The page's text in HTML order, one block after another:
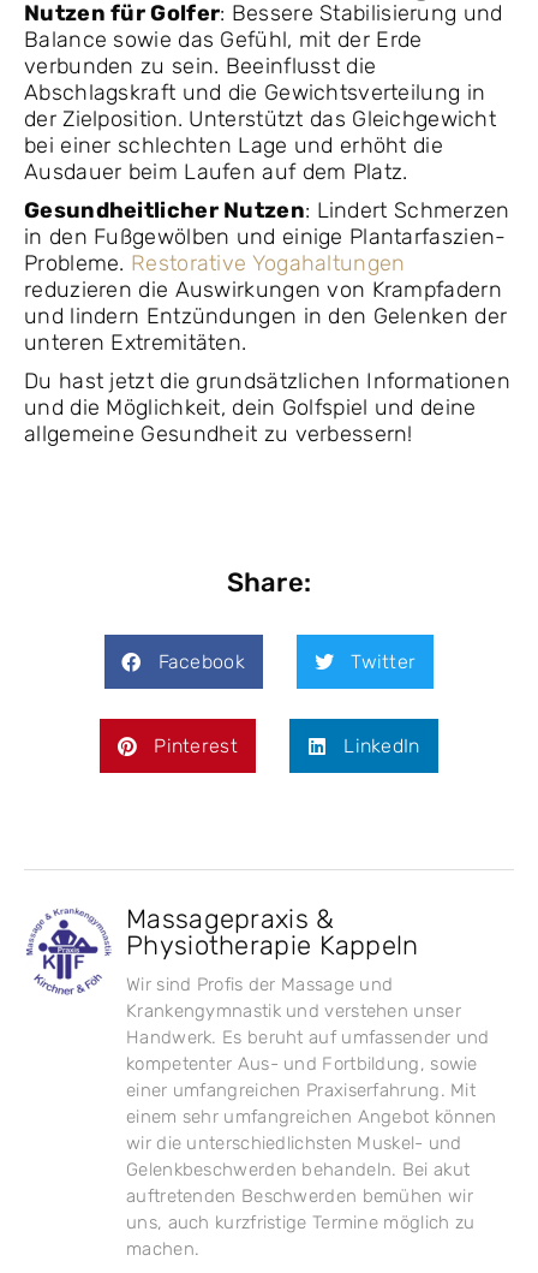
Nutzen für Golfer: Bessere Stabilisierung und
Balance sowie das Gefühl, mit der Erde
verbunden zu sein. Beeinflusst die
Abschlagskraft und die Gewichtsverteilung in
der Zielposition. Unterstützt das Gleichgewicht
bei einer schlechten Lage und erhöht die
Ausdauer beim Laufen auf dem Platz.
Gesundheitlicher Nutzen: Lindert Schmerzen
in den Fußgewölben und einige Plantarfaszien-
Probleme. Restorative Yogahaltungen
reduzieren die Auswirkungen von Krampfadern
und lindern Entzündungen in den Gelenken der
unteren Extremitäten.
Du hast jetzt die grundsätzlichen Informationen
und die Möglichkeit, dein Golfspiel und deine
allgemeine Gesundheit zu verbessern!
Share:
Facebook Twitter
Pinterest LinkedIn
Massagepraxis &
Physiotherapie Kappeln
Wir sind Profis der Massage und
Krankengymnastik und verstehen unser
Handwerk. Es beruht auf umfassender und
kompetenter Aus- und Fortbildung, sowie
einer umfangreichen Praxiserfahrung. Mit
einem sehr umfangreichen Angebot können
wir die unterschiedlichsten Muskel- und
Gelenkbeschwerden behandeln. Bei akut
auftretenden Beschwerden bemühen wir
uns, auch kurzfristige Termine möglich zu
machen.